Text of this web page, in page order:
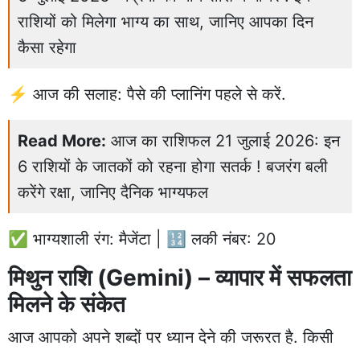
राशियों को मिलेगा भाग्य का साथ, जानिए आपका दिन
कैसा रहेगा
⚡ आज की सलाह: पैसे की प्लानिंग पहले से करें.
Read More: आज का राशिफल 21 जुलाई 2026: इन
6 राशियों के जातकों को रहना होगा सतर्क ! बजरंग बली
करेंगे रक्षा, जानिए दैनिक भाग्यफल
✅ भाग्यशाली रंग: मैजेंटा | 🔢 लकी नंबर: 20
मिथुन राशि (Gemini) – व्यापार में सफलता
मिलने के संकेत
आज आपको अपने शब्दों पर ध्यान देने की जरूरत है. किसी